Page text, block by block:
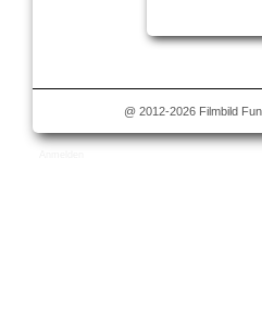
@ 2012-2026 Filmbild